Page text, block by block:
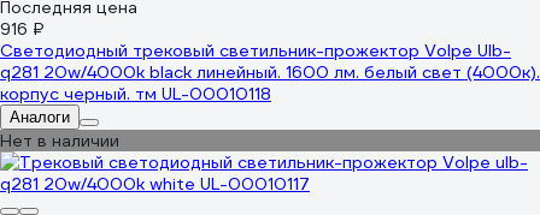
Последняя цена
916 ₽
Светодиодный трековый светильник-прожектор Volpe Ulb-
q281 20w/4000k black линейный. 1600 лм. белый свет (4000к).
корпус черный. тм UL-00010118
Аналоги
Нет в наличии